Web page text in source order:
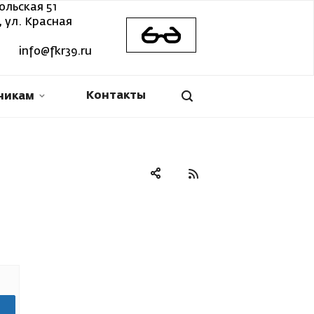
51
ул. Красная
info@fkr39.ru
Контакты